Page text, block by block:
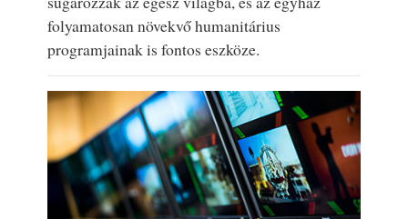
folyamatosan növekvő humanitárius
programjainak is fontos eszköze.